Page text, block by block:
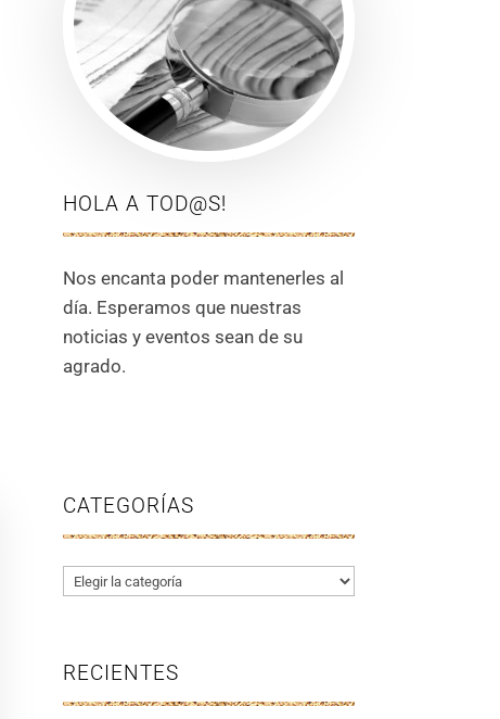
HOLA A TOD@S!
Nos encanta poder mantenerles al
día. Esperamos que nuestras
noticias y eventos sean de su
agrado.
CATEGORÍAS
Categorías
RECIENTES